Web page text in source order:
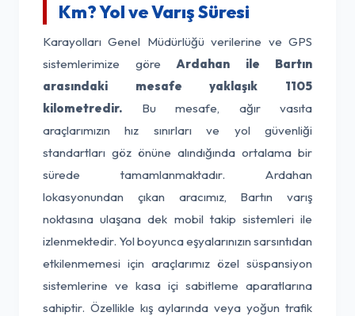
Km? Yol ve Varış Süresi
Karayolları Genel Müdürlüğü verilerine ve GPS
sistemlerimize göre Ardahan ile Bartın
arasındaki mesafe yaklaşık 1105
kilometredir. Bu mesafe, ağır vasıta
araçlarımızın hız sınırları ve yol güvenliği
standartları göz önüne alındığında ortalama bir
sürede tamamlanmaktadır. Ardahan
lokasyonundan çıkan aracımız, Bartın varış
noktasına ulaşana dek mobil takip sistemleri ile
izlenmektedir. Yol boyunca eşyalarınızın sarsıntıdan
etkilenmemesi için araçlarımız özel süspansiyon
sistemlerine ve kasa içi sabitleme aparatlarına
sahiptir. Özellikle kış aylarında veya yoğun trafik